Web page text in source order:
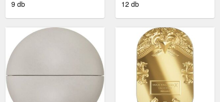
ILLÓOLAJOK
9 db
12 db